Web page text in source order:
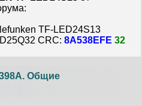
TF-LED24S13
CRC: 8A538EFE 32
Общие